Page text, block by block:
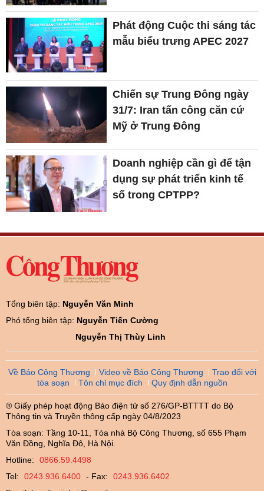
Phát động Cuộc thi sáng tác
mẫu biểu trưng APEC 2027
Chiến sự Trung Đông ngày
31/7: Iran tấn công căn cứ
Mỹ ở Trung Đông
Doanh nghiệp cần gì để tận
dụng sự phát triển kinh tế
số trong CPTPP?
Tổng biên tập: Nguyễn Văn Minh
Phó tổng biên tập: Nguyễn Tiến Cường
Nguyễn Thị Thùy Linh
Về Báo Công Thương Video về Báo Công Thương
Trao đổi với
tòa soạn
Tôn chỉ mục đích Quy định dẫn nguồn
® Giấy phép hoạt động Báo điện tử số 276/GP-BTTTT do Bộ
Thông tin và Truyền thông cấp ngày 04/8/2023
Tòa soạn: Tầng 10-11, Tòa nhà Bộ Công Thương, số 655 Phạm
Văn Đồng, Nghĩa Đô, Hà Nội.
Hotline:
0866.59.4498
Tel:
0243.936.6400 - Fax:
0243.936.6402